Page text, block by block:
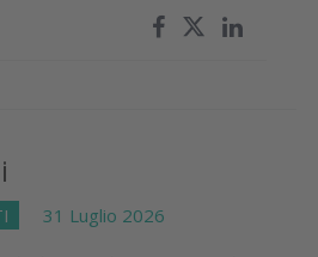
31 Luglio 2026